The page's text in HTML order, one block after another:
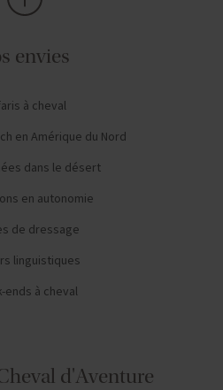
envies
à cheval
en Amérique du Nord
dans le désert
en autonomie
de dressage
linguistiques
ends à cheval
d'Aventure